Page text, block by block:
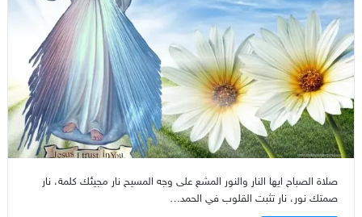
صلاة الصباح ايها النار والنور المشع على وجه المسيح نار مجيئك كلمة، نار
صمتك نور، نار تثبت القلوب في الحمد…